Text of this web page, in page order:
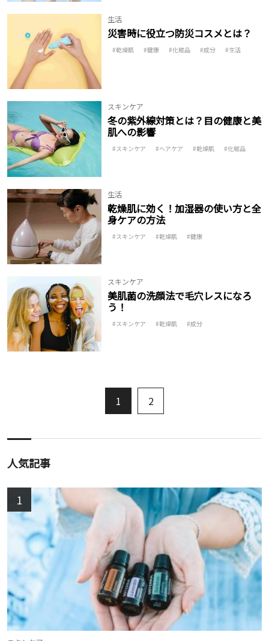
生活
災害時に役立つ防災コスメとは？
乾燥肌 健康 化粧品 成分 生活
スキンケア
冬の紫外線対策とは？目の健康と美
肌への影響
スキンケア ヘアケア 乾燥肌 化粧品
生活
乾燥肌に効く！加湿器の使い方と全
身ケアの方法
スキンケア 乾燥肌 健康
スキンケア
美肌菌の洗顔法で毛穴レスになろ
う！
スキンケア 乾燥肌 成分
1 2
人気記事
1